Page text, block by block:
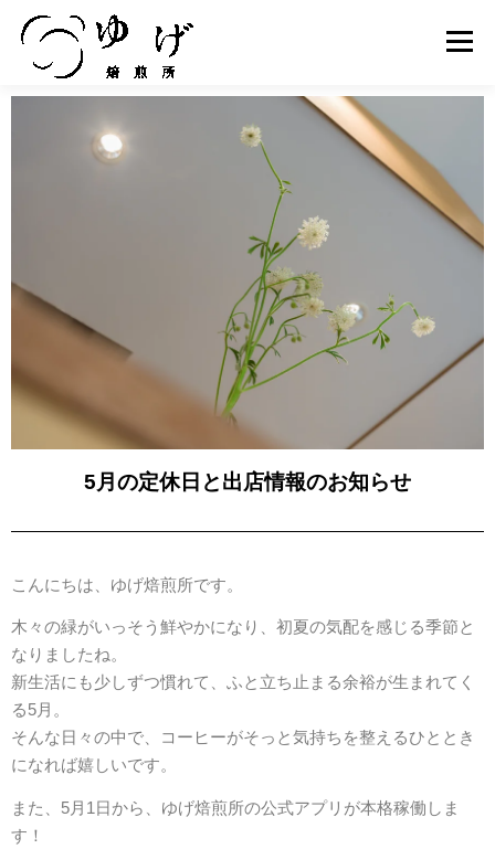
メニュ
PRODUCT
製品紹介
ABOUT US
ゆげ焙煎所について
SHOP INFO
店舗情報
COMPANY RECRUIT
スタッフ募集
5月の定休日と出店情報のお知らせ
こんにちは、ゆげ焙煎所です。
木々の緑がいっそう鮮やかになり、初夏の気配を感じる季節と
なりましたね。
新生活にも少しずつ慣れて、ふと立ち止まる余裕が生まれてく
る5月。
そんな日々の中で、コーヒーがそっと気持ちを整えるひととき
になれば嬉しいです。
また、5月1日から、ゆげ焙煎所の公式アプリが本格稼働しま
す！